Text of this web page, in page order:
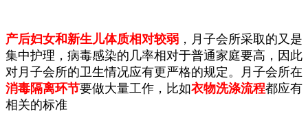
产后妇女和新生儿体质相对较弱 ，月子会所采取的又是
集中护理，病毒感染的几率相对于普通家庭要高，因此
对月子会所的卫生情况应有更严格的规定。月子会所在
消毒隔离环节要做大量工作，比如衣物洗涤流程都应有
相关的标准